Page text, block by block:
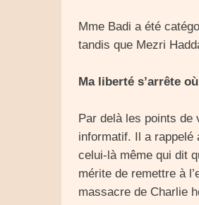
Mme Badi a été
tandis que Mezri
Ma liberté s’arrête
Par delà les points de
informatif. Il a rappelé
celui-là même qui dit
mérite de remettre à
massacre de Charlie